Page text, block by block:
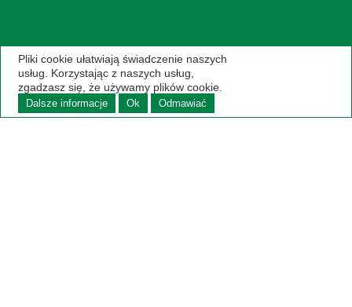
Pliki cookie ułatwiają świadczenie naszych
usług. Korzystając z naszych usług,
zgadzasz się, że używamy plików cookie.
Dalsze informacje Ok Odmawiać